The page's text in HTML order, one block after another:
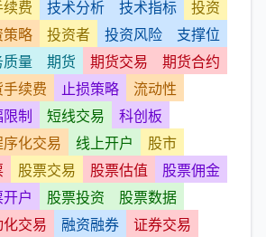
续费 技术分析 技术指标
投资
策略 投资者 投资风险
支撑位
质量 期货 期货交易
期货合约
续费 止损策略
流动性
制 短线交易
科创板
序化交易 线上开户
股市
股票交易 股票估值
股票佣金
户 股票投资
股票数据
化交易 融资融券
证券交易